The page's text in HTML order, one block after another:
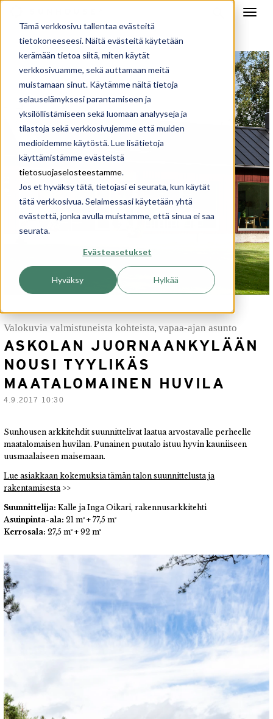
Tämä verkkosivu tallentaa evästeitä
tietokoneeseesi. Näitä evästeitä käytetään
kerämään tietoa siitä, miten käytät
verkkosivuamme, sekä auttamaan meitä
muistamaan sinut. Käytämme näitä tietoja
selauselämyksesi parantamiseen ja
yksilöllistämiseen sekä luomaan analyyseja ja
tilastoja sekä verkkosivujemme että muiden
medioidemme käytöstä. Lue lisätietoja
käyttämistämme evästeistä
tietosuojaselosteestamme.
Jos et hyväksy tätä, tietojasi ei seurata, kun käytät
tätä verkkosivua. Selaimessasi käytetään yhtä
evästettä, jonka avulla muistamme, että sinua ei saa
seurata.
Evästeasetukset
Hyväksy Hylkää
Valokuvia valmistuneista kohteista, vapaa-ajan asunto
ASKOLAN JUORNAANKYLÄÄN
NOUSI TYYLIKÄS
MAATALOMAINEN HUVILA
4.9.2017 10:30
Sunhousen arkkitehdit suunnittelivat laatua arvostavalle perheelle
maatalomaisen huvilan. Punainen puutalo istuu hyvin kauniiseen
uusmaalaiseen maisemaan.
Lue asiakkaan kokemuksia tämän talon suunnittelusta ja
rakentamisesta >>
Suunnittelija: Kalle ja Inga Oikari, rakennusarkkitehti
Asuinpinta-ala: 21 m² + 77,5 m²
Kerrosala: 27,5 m² + 92 m²